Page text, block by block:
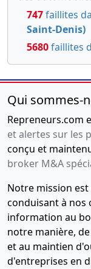
747faillites
Saint-Denis)
5680faillites
Qui sommes-
Repreneurs.com
et alertes sur les
conçu et
broker M&A
Notre mission
conduisant à nos
information au
notre manière,
et au maintien
d'entreprises en